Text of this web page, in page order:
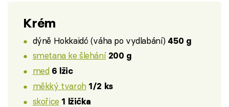
Krém
dýně Hokkaidó (váha po vydlabání) 450 g
smetana ke šlehání 200 g
med 6 lžic
měkký tvaroh 1/2 ks
skořice 1 lžička